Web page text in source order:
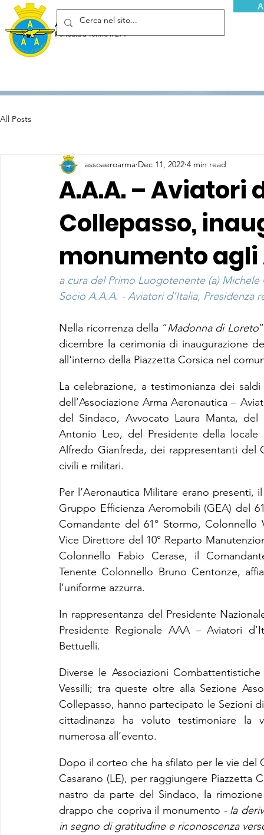
Associazione Arma Aeronautica - Aviatori d'Italia ETS
Fondata a Torino il 29 febbraio 1952
All Posts
A.A.A. – Aviatori
Collepasso,
monumento
assoaeroarma Dec 11, 2022 4 min read
a cura del Primo Luogotenente (a) Michele
Socio A.A.A. - Aviatori d’Italia, Presidenza
Nella ricorrenza della “Madonna di Loreto
dicembre la cerimonia di inaugurazione
all'interno della Piazzetta Corsica nel
La celebrazione, a testimonianza dei
dell’Associazione Arma Aeronautica –
del Sindaco, Avvocato Laura Manta,
Antonio Leo, del Presidente della locale
Alfredo Gianfreda, dei rappresentanti del
civili e militari.
Per l’Aeronautica Militare erano
Gruppo Efficienza Aeromobili (GEA) del
Comandante del 61° Stormo,
Vice Direttore del 10° Reparto
Colonnello Fabio Cerase, il
Tenente Colonnello Bruno Centonze,
l’uniforme azzurra.
In rappresentanza del Presidente
Presidente Regionale AAA – Aviatori
Bettuelli.
Diverse le Associazioni
Vessilli; tra queste oltre alla Sezione
Collepasso, hanno partecipato le Sezioni
cittadinanza ha voluto testimoniare la
numerosa all’evento.
Dopo il corteo che ha sfilato per le vie del
Casarano (LE), per raggiungere
nastro da parte del Sindaco, la
drappo che copriva il monumento - la
in segno di gratitudine e riconoscenza